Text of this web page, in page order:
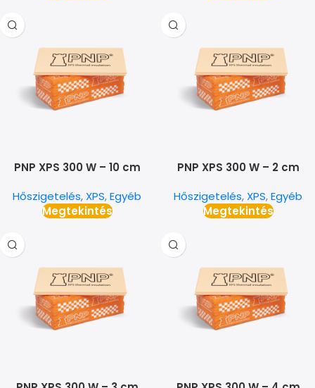
PNP XPS 300 W – 10 cm
Hőszigetelés, XPS,Egyéb
Megtekintés
PNP XPS 300 W – 2 cm
Hőszigetelés, XPS,Egyéb
Megtekintés